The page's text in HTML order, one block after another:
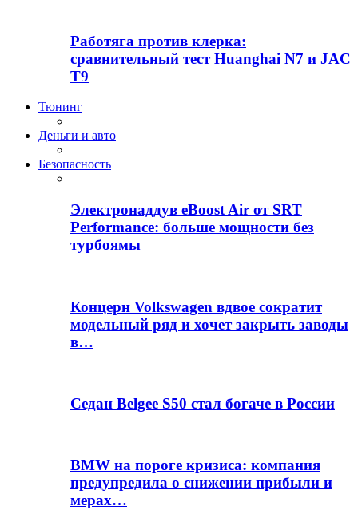
Работяга против клерка:
сравнительный тест Huanghai N7 и JAC
T9
Тюнинг
Деньги и авто
Безопасность
Электронаддув eBoost Air от SRT
Performance: больше мощности без
турбоямы
Концерн Volkswagen вдвое сократит
модельный ряд и хочет закрыть заводы
в…
Седан Belgee S50 стал богаче в России
BMW на пороге кризиса: компания
предупредила о снижении прибыли и
мерах…